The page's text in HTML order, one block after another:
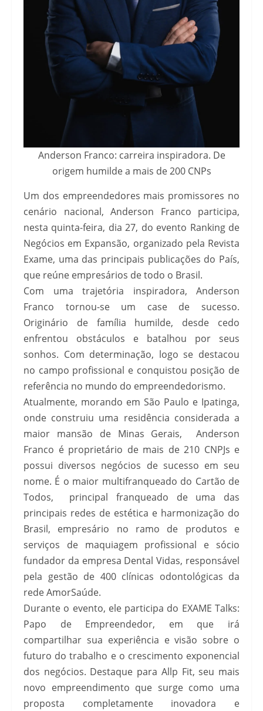
Anderson Franco: carreira inspiradora. De
origem humilde a mais de 200 CNPs
Um dos empreendedores mais promissores no
cenário nacional, Anderson Franco participa,
nesta quinta-feira, dia 27, do evento Ranking de
Negócios em Expansão, organizado pela Revista
Exame, uma das principais publicações do País,
que reúne empresários de todo o Brasil.
Com uma trajetória inspiradora, Anderson
Franco tornou-se um case de sucesso.
Originário de família humilde, desde cedo
enfrentou obstáculos e batalhou por seus
sonhos. Com determinação, logo se destacou
no campo profissional e conquistou posição de
referência no mundo do empreendedorismo.
Atualmente, morando em São Paulo e Ipatinga,
onde construiu uma residência considerada a
maior mansão de Minas Gerais, Anderson
Franco é proprietário de mais de 210 CNPJs e
possui diversos negócios de sucesso em seu
nome. É o maior multifranqueado do Cartão de
Todos, principal franqueado de uma das
principais redes de estética e harmonização do
Brasil, empresário no ramo de produtos e
serviços de maquiagem profissional e sócio
fundador da empresa Dental Vidas, responsável
pela gestão de 400 clínicas odontológicas da
rede AmorSaúde.
Durante o evento, ele participa do EXAME Talks:
Papo de Empreendedor, em que irá
compartilhar sua experiência e visão sobre o
futuro do trabalho e o crescimento exponencial
dos negócios. Destaque para Allp Fit, seu mais
novo empreendimento que surge como uma
proposta completamente inovadora e